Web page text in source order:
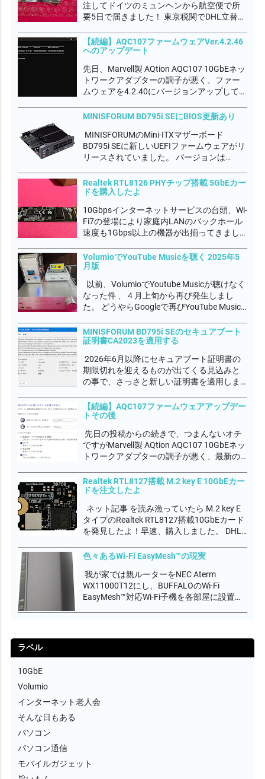
注してドイツのミュンヘンから航空便で所
要5日で届きました！ 東京税関でDHL立替の
んだかんだでトータル 44,974円もかかりま
した💦 完全自己満足の世界です。何も言わ
【続編】AQC107ファームウェアVer.4.2.46
へのアップデート
先日、Marvell製 AQtion AQC107 10GbEネッ
トワークアダプターの調子が悪く、ファー
ムウェアを4.2.40にバージョンアップして不
はダウンロード速度が3Gbps程度しか出な
ャーから一...
MINISFORUM BD795i SEにBIOS更新あり
MINISFORUMのMini-ITXマザーボード
BD795i SEに新しいUEFIファームウェアがリ
リースされていました。 バージョンは
使っているときに唯一の不具合を感じて
て、アプリの起動や最小化するときに不定
Realtek RTL8126 PHYチップ搭載 5GbEカー
ドを購入したよ
10Gbpsインターネットサービスの台頭、Wi-
Fi7の登場により家庭内LANのバックホール
速度も1Gbps以上の機器が出揃ってきまし
5GbE普及期に入ると いわれています。
10GbEの分野では安価な部類でMarvel...
VolumioでYouTube Musicを聴く 2025年5
月版
以前、VolumioでYoutube Musicが聴けなく
なった件 、４月上旬から再び発生しまし
た。 どうやらGoogleで再びYouTube Music
ティでもYouTube Musicプラグイン作者のパ
トリックが多忙で対処出...
MINISFORUM BD795i SEのセキュアブート
証明書CA2023を適用する
2026年6月以降にセキュアブート証明書の
期限切れを迎えるものが出てくる見込みと
の事で、さっさと新しい証明書を適用しま
れていればCA2023が利用可能な状態にある
が、UEFIファームウェアに適用されていな
【続編】AQC107ファームウェアアップデー
トその後
先日の投稿からの続きで、つまんないオチ
ですがMarvell製 AQtion AQC107 10GbEネッ
トワークアダプターの調子が悪く、最新の
のドライバに更新しましたが、ダウンロー
ド通信速度が3Gbps程度しか出なく、まだ
Realtek RTL8127搭載 M.2 key E 10GbEカー
ドを注文したよ
ネット記事 を読み漁っていたら M.2 key E
タイプのRealtek RTL8127搭載10GbEカード
を発見したよ！早速、購入しました。 DHL
価格より配送料の方が高いって、どーな
税...
色々あるWi-Fi EasyMesh™の現実
我が家では親ルーターをNEC Aterm
WX11000T12にし、BUFFALOのWi-Fi
EasyMesh™対応Wi-Fi子機を各部屋に設置し
ラベル
10GbE
Volumio
インターネット老人会
そんな日もある
パソコン
パソコン通信
モバイルガジェット